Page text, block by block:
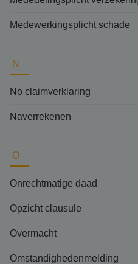
Medewerkingsplicht schade
N
No claimverklaring
Naverrekenen
O
Onrechtmatige daad
Opzicht clausule
Overmacht
Omstandighedenmelding